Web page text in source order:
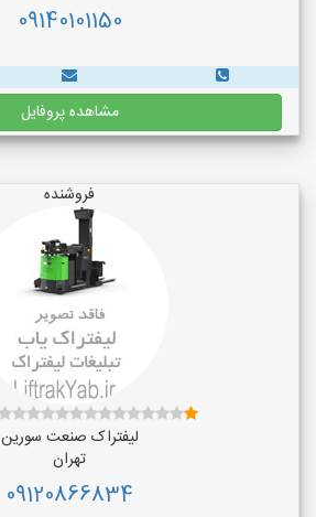
09140101150
مشاهده پروفایل
فروشنده
لیفتراک صنعت سورین
تهران
09120866834